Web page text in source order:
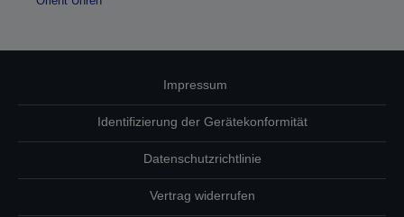
Impressum
Identifizierung der Gerätekonformität
Datenschutzrichtlinie
Vertrag widerrufen